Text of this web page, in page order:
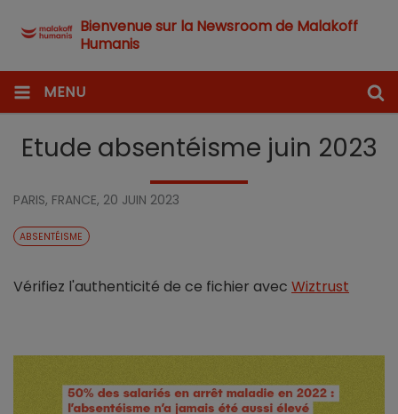
Bienvenue sur la Newsroom de Malakoff
Humanis
MENU
Etude absentéisme juin 2023
PARIS, FRANCE, 20 JUIN 2023
ABSENTÉISME
Vérifiez l'authenticité de ce fichier avec Wiztrust